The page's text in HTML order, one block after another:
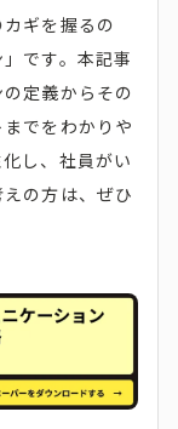
ギを握るの
です。本記事
定義からその
でをわかりや
し、社員がい
の方は、ぜひ